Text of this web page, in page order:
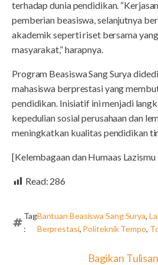
terhadap dunia pendidikan.
pemberian beasiswa, selanjutnya
akademik seperti riset bersama
masyarakat,” harapnya.
Program Beasiswa Sang Surya
mahasiswa berprestasi yang
pendidikan. Inisiatif ini menjadi
kepedulian sosial perusahaan dan
meningkatkan kualitas pendidikan
[Kelembagaan dan Humaas Lazismu
Read: 286
Tag
:
Bantuan Beasiswa Sang Surya,
Berprestasi, Politeknik Tempo,
Bagikan